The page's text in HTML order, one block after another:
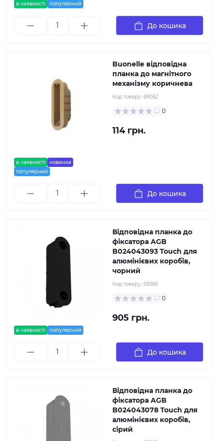
в наявності популярний
До кошика
в наявності
новинка
популярний
Buonelle відповідна
планка до магнітного
механізму коричнева
Код товару: 69062
0
114 грн.
До кошика
в наявності популярний
Відповідна планка до
фіксатора AGB
B024043093 Touch для
алюмінієвих коробів,
чорний
Код товару: 59366
0
905 грн.
До кошика
Відповідна планка до
фіксатора AGB
B024043078 Touch для
алюмінієвих коробів,
сірий